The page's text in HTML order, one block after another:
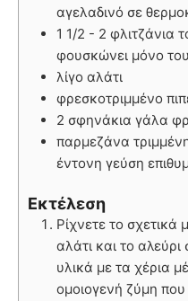
αγελαδινό σε
1 1/2 - 2 φλιτζάνια
φουσκώνει μόνο του
λίγο αλάτι
φρεσκοτριμμένο
2 σφηνάκια γάλα
παρμεζάνα
έντονη γεύση
Εκτέλεση
Ρίχνετε το
αλάτι και το
υλικά με τα χέρια
ομοιογενή ζύμη